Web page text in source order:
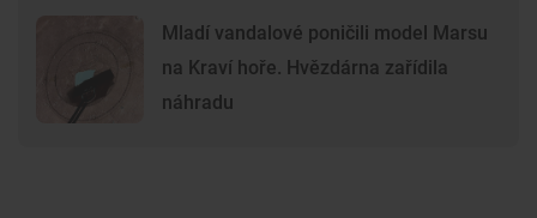
Mladí vandalové poničili model Marsu
na Kraví hoře. Hvězdárna zařídila
náhradu